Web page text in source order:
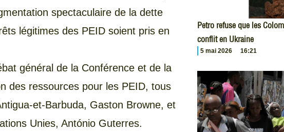
spectaculaire de la dette
légitimes des PEID soient pris en
général de la Conférence et de la
des ressources pour les PEID, tous
et-Barbuda, Gaston Browne, et
Unies, António Guterres.
Petro refuse que les
conflit en Ukraine
5 mai 2026 16:21